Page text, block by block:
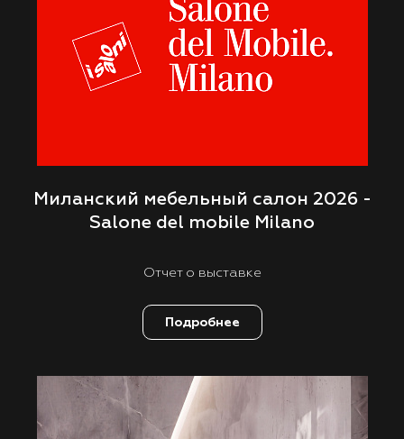
Миланский мебельный салон 2026 -
Salone del mobile Milano
Отчет о выставке
Подробнее